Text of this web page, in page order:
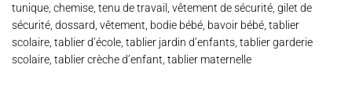
tunique, chemise, tenu de travail, vêtement de sécurité, gilet de
sécurité, dossard, vêtement, bodie bébé, bavoir bébé, tablier
scolaire, tablier d’école, tablier jardin d’enfants, tablier garderie
scolaire, tablier crèche d’enfant, tablier maternelle